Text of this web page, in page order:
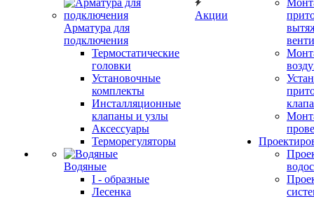
Арматура для
подключения
Термостатические
головки
Установочные
комплекты
Инсталляционные
клапаны и узлы
Аксессуары
Терморегуляторы
Водяные
I - образные
Лесенка
Акции